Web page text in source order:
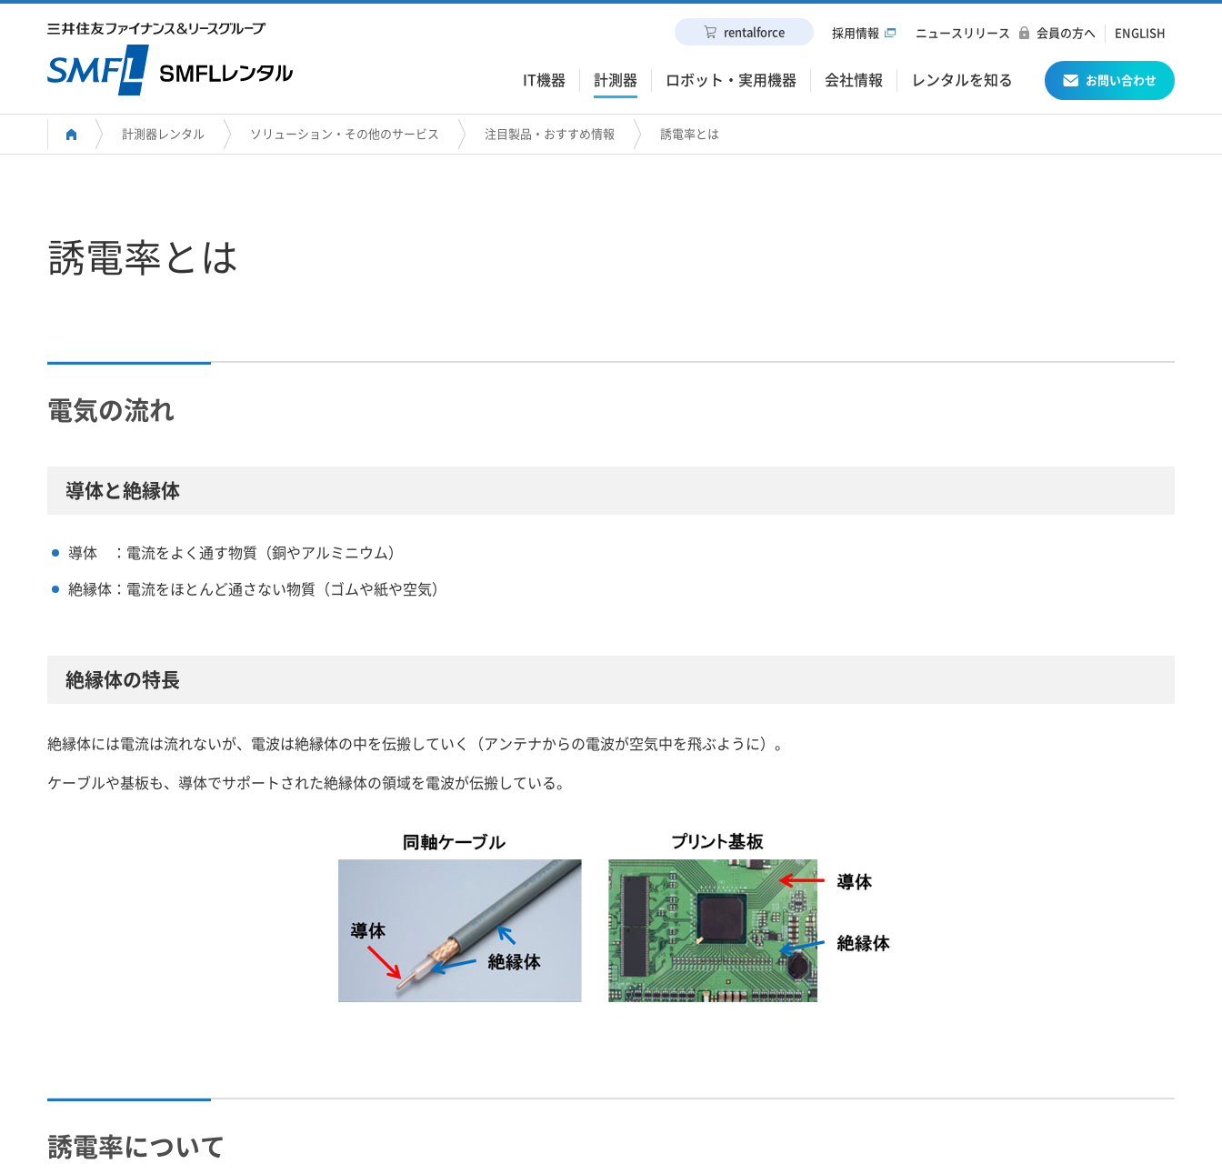
IT機器 計測器 ロボット・実用機器 会社情報 レンタルを知る お問い合わせ
rentalforce 採用情報 ニュースリリース 会員の方へ ENGLISH
計測器レンタル ソリューション・その他のサービス 注目製品・おすすめ情報 誘電率とは
誘電率とは
電気の流れ
導体と絶縁体
導体 ：電流をよく通す物質（銅やアルミニウム）
絶縁体：電流をほとんど通さない物質（ゴムや紙や空気）
絶縁体の特長
絶縁体には電流は流れないが、電波は絶縁体の中を伝搬していく（アンテナからの電波が空気中を飛ぶように）。
ケーブルや基板も、導体でサポートされた絶縁体の領域を電波が伝搬している。
誘電率について